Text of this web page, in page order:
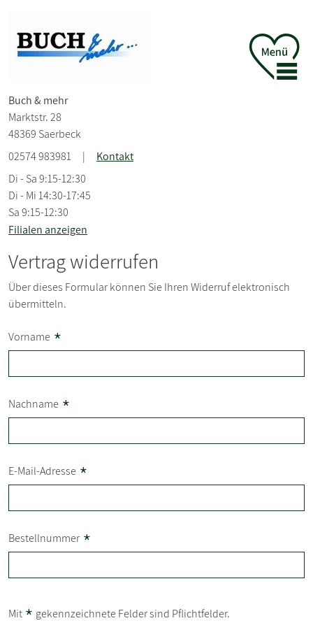
Buch &mehr
Marktstr. 28
48369 Saerbeck
02574 983981
|
Kontakt
Di - Sa 9:15-12:30
Di - Mi 14:30-17:45
Sa 9:15-12:30
Filialen anzeigen
Vertrag widerrufen
Über dieses Formular können Sie Ihren Widerruf elektronisch
übermitteln.
Vorname *
Nachname *
E-Mail-Adresse *
Bestellnummer *
Mit * gekennzeichnete Felder sind Pflichtfelder.